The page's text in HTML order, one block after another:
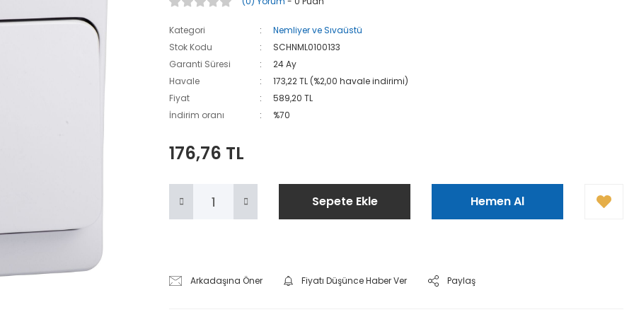
Kategori
Nemliyer ve Sıvaüstü
Stok Kodu
SCHNML0100133
Garanti Süresi
24 Ay
Havale
173,22 TL (%2,00 havale indirimi)
Fiyat
589,20 TL
İndirim oranı
%70
176,76 TL
Sepete Ekle Hemen Al
Arkadaşına Öner Fiyatı Düşünce Haber Ver Paylaş